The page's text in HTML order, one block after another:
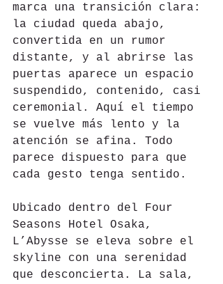
marca una transición clara:
la ciudad queda abajo,
convertida en un rumor
distante, y al abrirse las
puertas aparece un espacio
suspendido, contenido, casi
ceremonial. Aquí el tiempo
se vuelve más lento y la
atención se afina. Todo
parece dispuesto para que
cada gesto tenga sentido.
Ubicado dentro del Four
Seasons Hotel Osaka,
L’Abysse se eleva sobre el
skyline con una serenidad
que desconcierta. La sala,